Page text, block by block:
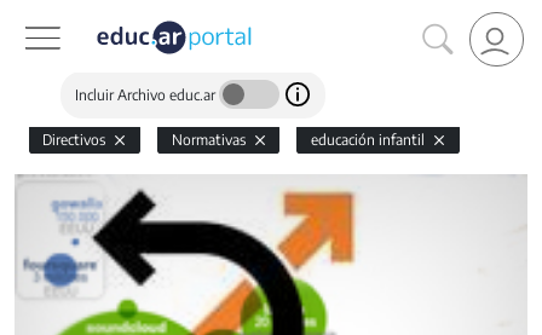
Incluir Archivo educ.ar
Directivos Normativas educación infantil